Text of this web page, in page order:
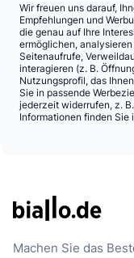
Wir freuen uns darauf,
Empfehlungen und
die genau auf Ihre
ermöglichen,
Seitenaufrufe,
interagieren (z. B.
Nutzungsprofil, das
Sie in passende
jederzeit widerrufen, z.
Informationen finden Sie
Machen Sie das